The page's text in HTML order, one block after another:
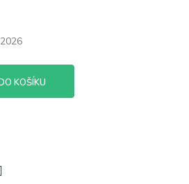
KOŠÍKU